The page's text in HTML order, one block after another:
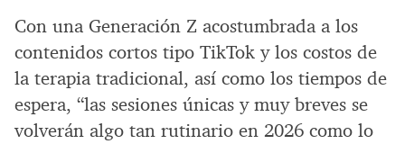
Con una Generación Z acostumbrada a los
contenidos cortos tipo TikTok y los costos de
la terapia tradicional, así como los tiempos de
espera, “las sesiones únicas y muy breves se
volverán algo tan rutinario en 2026 como lo